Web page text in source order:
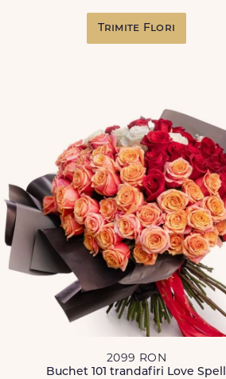
Trimite Flori
2099 RON
Buchet 101 trandafiri Love Spell